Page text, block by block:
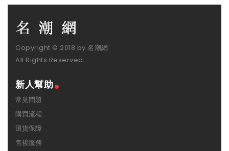
Copyright © 2018 by 名潮網
All Rights Reserved.
新人幫助
常見問題
購買流程
退貨保障
售後服務